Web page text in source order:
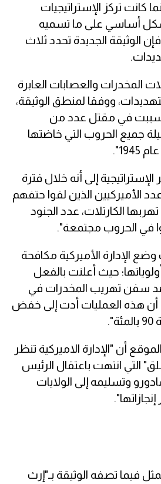
كانت تركز الإستراتيجيات
أساسي على ما تسميه
الوثيقة الجديدة تحدد ثلاث
المخدرات والعصابات العابرة
ووفقا لمنطق الوثيقة،
في مقتل عدد من
جميع الحروب التي خاضتها
إلى أنه خلال فترة
الأميركيين الذين لقوا حتفهم
الكارتلات، عدد الجنود
في الحروب مجتمعة".
الإدارة الأميركية مكافحة
حيث أعلنت بالفعل
سفن تهريب المخدرات في
أن هذه العمليات أدت إلى خفض
أن "الإدارة الاميركية تنظر
التي انتهت باعتقال الرئيس
وتسليمه إلى الولايات
فيما تصفه الوثيقة بـ"إرث